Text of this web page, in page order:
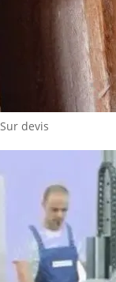
Sur devis